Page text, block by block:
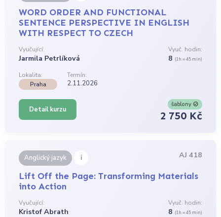
WORD ORDER AND FUNCTIONAL
SENTENCE PERSPECTIVE IN ENGLISH
WITH RESPECT TO CZECH
Vyučující:
Jarmila Petrlíková
Vyuč. hodin:
8 (1h = 45 min)
Lokalita:
Termín:
Praha
2.11.2026
Detail kurzu
šablony
2 750 Kč
Anglický jazyk i AJ 418
Lift Off the Page: Transforming Materials
into Action
Vyučující:
Kristof Abrath
Vyuč. hodin:
8 (1h = 45 min)